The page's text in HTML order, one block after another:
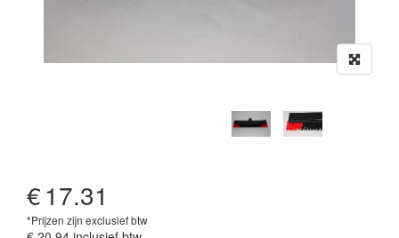
€17.31
*Prijzen zijn exclusief btw